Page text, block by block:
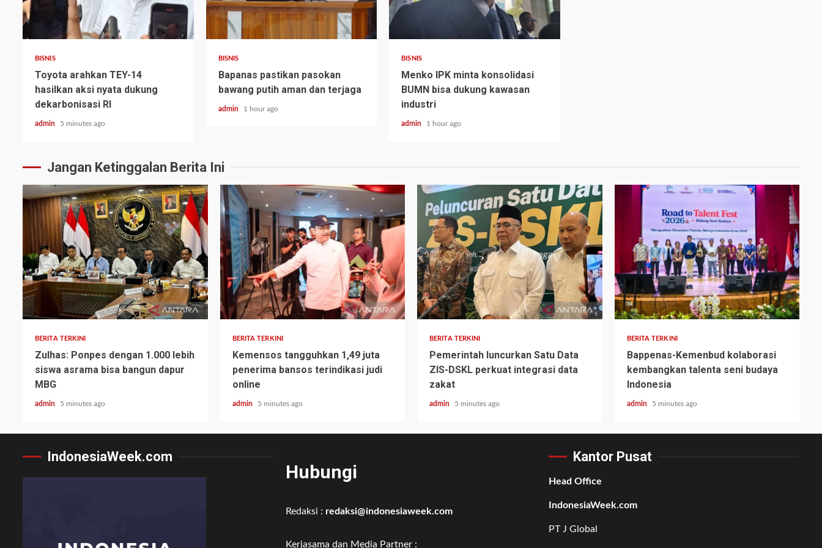
BISNIS
Toyota arahkan TEY-14
hasilkan aksi nyata dukung
dekarbonisasi RI
admin 5 minutes ago
BISNIS
Bapanas pastikan pasokan
bawang putih aman dan terjaga
admin 1 hour ago
BISNIS
Menko IPK minta konsolidasi
BUMN bisa dukung kawasan
industri
admin 1 hour ago
Jangan Ketinggalan Berita Ini
BERITA TERKINI
Zulhas: Ponpes dengan 1.000 lebih
siswa asrama bisa bangun dapur
MBG
admin 5 minutes ago
BERITA TERKINI
Kemensos tangguhkan 1,49 juta
penerima bansos terindikasi judi
online
admin 5 minutes ago
BERITA TERKINI
Pemerintah luncurkan Satu Data
ZIS-DSKL perkuat integrasi data
zakat
admin 5 minutes ago
BERITA TERKINI
Bappenas-Kemenbud kolaborasi
kembangkan talenta seni budaya
Indonesia
admin 5 minutes ago
IndonesiaWeek.com
Hubungi
Redaksi : redaksi@indonesiaweek.com
Kerjasama dan Media Partner :
Kantor Pusat
Head Office
IndonesiaWeek.com
PT J Global